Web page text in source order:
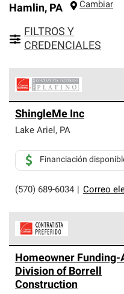
Hamlin, PA Cambiar
FILTROS Y
CREDENCIALES
Corning constituyen el
exclusiva y cumplen con
Solo ellos pueden
sistemas de techos.
ShingleMe Inc
Lake Ariel, PA
(570) 689-6034 Correo
Financiación
parte de una red
que cumplen con altos
de profesionalismo y
Homeowner Funding-
Division of Borrell
Construction